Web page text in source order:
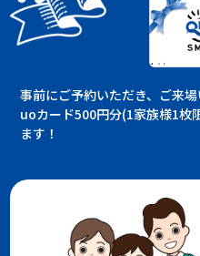
事前にご予約いただき、ご来
uoカード500円分(1家族様1枚
ます！